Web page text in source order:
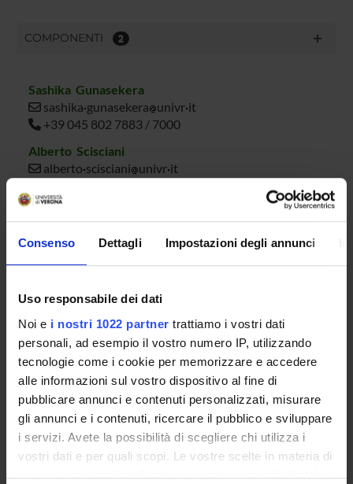
Consenso Dettagli Impostazioni degli annunci
Uso responsabile dei dati
Noi e i nostri 1022 partner trattiamo i vostri dati
personali, ad esempio il vostro numero IP, utilizzando
tecnologie come i cookie per memorizzare e accedere
alle informazioni sul vostro dispositivo al fine di
pubblicare annunci e contenuti personalizzati, misurare
gli annunci e i contenuti, ricercare il pubblico e sviluppare
i servizi. Avete la possibilità di scegliere chi utilizza i
vostri dati e per quali scopi. Le vostre scelte in materia di
privacy sono applicabili solo su questa proprietà digitale
COMPONENTI 2
Sashika Gunasekera
sashika gunasekera univr it
+39 045 802 7883 / 7000
Alberto Scisciani
alberto scisciani univr it
AVVISI
LUOGHI DI INTERESSE